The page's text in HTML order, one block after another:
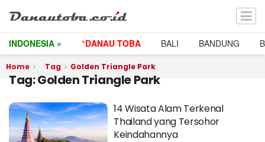
INDONESIA » °DANAU TOBA BALI BANDUNG
Home Tag Golden Triangle Park
Tag:Golden Triangle Park
14 Wisata Alam Terkenal
Thailand yang Tersohor
Keindahannya